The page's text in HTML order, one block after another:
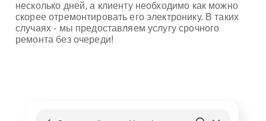
несколько дней, а клиенту необходимо как можно
скорее отремонтировать его электронику. В таких
случаях - мы предоставляем услугу срочного
ремонта без очереди!